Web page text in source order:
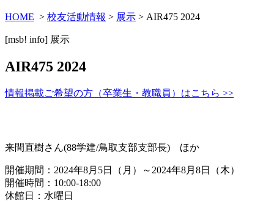
HOME > 校友活動情報 > 展示 > AIR475 2024
[msb! info] 展示
AIR475 2024
情報掲載ご希望の方（卒業生・教職員）はこちら >>
来間直樹さん(88学建/鳥取支部支部長) ほか
開催期間：2024年8月5日（月）～2024年8月8日（木）
開催時間：10:00-18:00
休館日：水曜日